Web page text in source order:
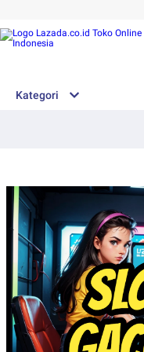
Kategori